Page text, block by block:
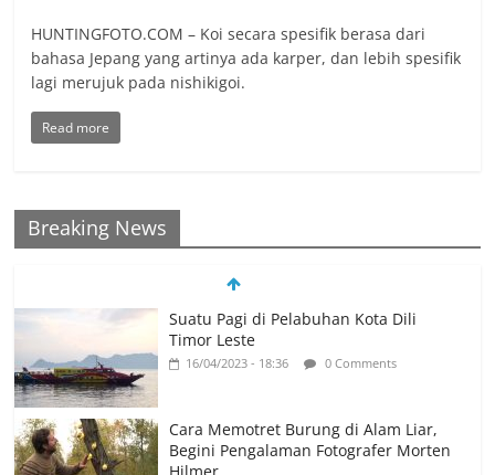
HUNTINGFOTO.COM – Koi secara spesifik berasa dari
bahasa Jepang yang artinya ada karper, dan lebih spesifik
lagi merujuk pada nishikigoi.
Read more
Breaking News
Suatu Pagi di Pelabuhan Kota Dili
Timor Leste
16/04/2023 - 18:36 0 Comments
Cara Memotret Burung di Alam Liar,
Begini Pengalaman Fotografer Morten